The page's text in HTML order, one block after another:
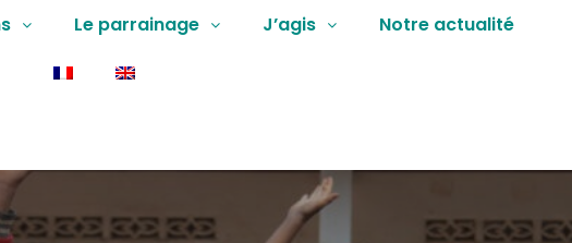
Le parrainage J’agis Notre actualité